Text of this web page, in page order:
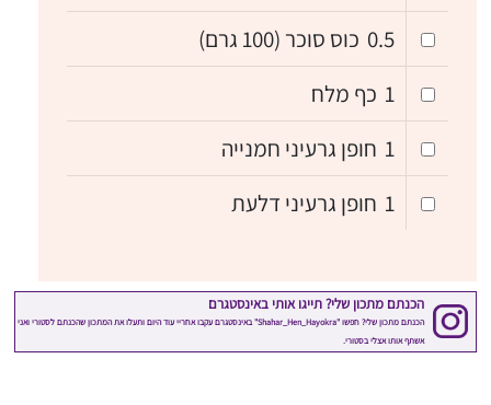
0.5 כוס סוכר (100 גרם)
1 כף מלח
1 חופן גרעיני חמנייה
1 חופן גרעיני דלעת